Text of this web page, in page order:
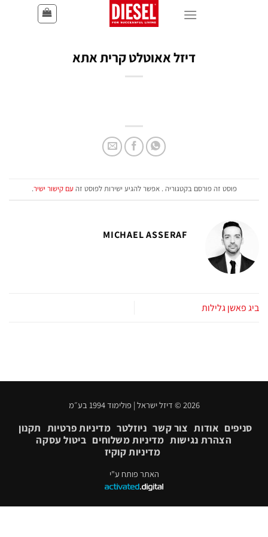
דיזל אאוטלט קרית אתא
פוסט זה פורסם בקטגוריה . אפשר להגיע ישירות לפוסט זהעם קישור ישיר.
MICHAEL ASSERAF
ביג פאשן גלילות
2026 © דיזל ישראל | פולימוד 1994 בע״מ
סניפים אודות צור קשר ניוזלטר מדיניות פרטיות תקנון
הצהרת נגישות מדיניות משלוחים ביטול עסקה
מדיניות קוקיז
האתר פותח ע"י